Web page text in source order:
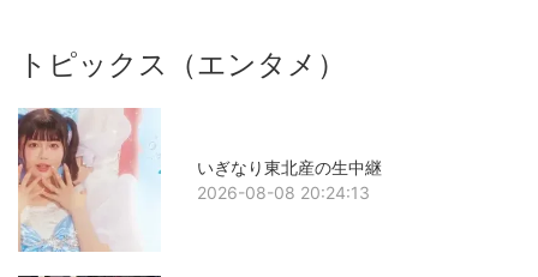
トピックス（エンタメ）
いぎなり東北産の生中継
2026-08-08 20:24:13